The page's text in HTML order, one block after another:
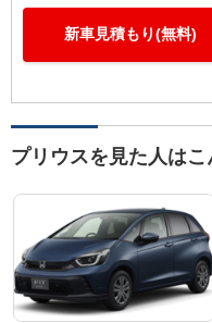
新車見積もり(無料)
プリウスを見た人は